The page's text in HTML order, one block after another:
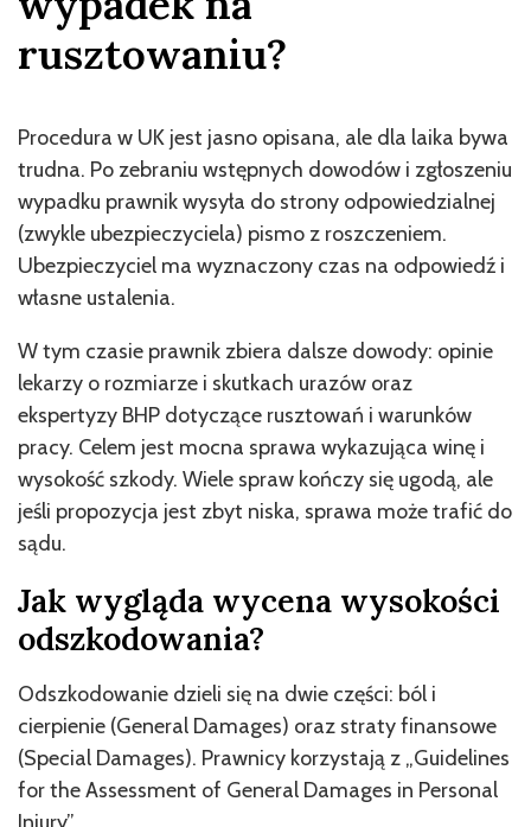
rusztowaniu?
Procedura w UK jest jasno opisana, ale dla laika bywa
trudna. Po zebraniu wstępnych dowodów i zgłoszeniu
wypadku prawnik wysyła do strony odpowiedzialnej
(zwykle ubezpieczyciela) pismo z roszczeniem.
Ubezpieczyciel ma wyznaczony czas na odpowiedź i
własne ustalenia.
W tym czasie prawnik zbiera dalsze dowody: opinie
lekarzy o rozmiarze i skutkach urazów oraz
ekspertyzy BHP dotyczące rusztowań i warunków
pracy. Celem jest mocna sprawa wykazująca winę i
wysokość szkody. Wiele spraw kończy się ugodą, ale
jeśli propozycja jest zbyt niska, sprawa może trafić do
sądu.
Jak wygląda wycena wysokości
odszkodowania?
Odszkodowanie dzieli się na dwie części: ból i
cierpienie (General Damages) oraz straty finansowe
(Special Damages). Prawnicy korzystają z „Guidelines
for the Assessment of General Damages in Personal